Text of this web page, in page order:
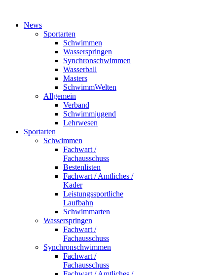
News
Sportarten
Schwimmen
Wasserspringen
Synchronschwimmen
Wasserball
Masters
SchwimmWelten
Allgemein
Verband
Schwimmjugend
Lehrwesen
Sportarten
Schwimmen
Fachwart /
Fachausschuss
Bestenlisten
Fachwart / Amtliches /
Kader
Leistungssportliche
Laufbahn
Schwimmarten
Wasserspringen
Fachwart /
Fachausschuss
Synchronschwimmen
Fachwart /
Fachausschuss